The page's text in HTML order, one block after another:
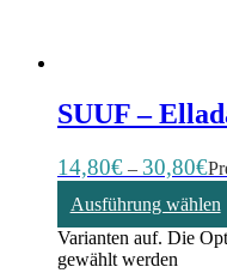
SUUF –
14,80€ – 30,80€
Ausführung wählen
Varianten auf. Die
gewählt werden